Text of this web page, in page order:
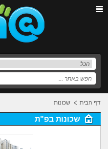
דף הבית שכונות
שכונות בפ"ת